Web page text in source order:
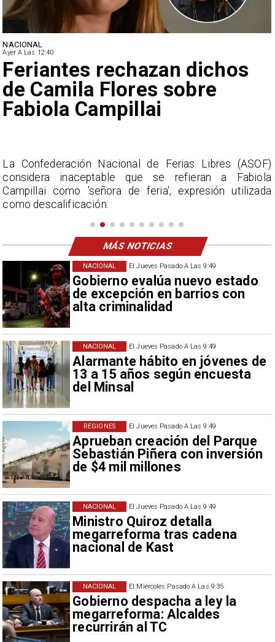
El Jueves Pasado A Las 9:49
Gobierno evalúa nuevo estado
de excepción en barrios con
alta criminalidad
NACIONAL
El Jueves Pasado A Las 9:49
Alarmante hábito en jóvenes de
13 a 15 años según encuesta
del Minsal
NACIONAL
El Jueves Pasado A Las 9:49
Aprueban creación del Parque
Sebastián Piñera con inversión
de $4 mil millones
REGIONES
El Jueves Pasado A Las 9:49
Ministro Quiroz detalla
megarreforma tras cadena
nacional de Kast
NACIONAL
El Miércoles Pasado A Las 9:35
Gobierno despacha a ley la
megarreforma: Alcaldes
recurrirán al TC
NACIONAL
NACIONAL
Ayer A Las 12:40
Proyecto propone sumar
feriado el 17 de septiembre
para Fiestas Patrias
La diputada Zandra Parisi propuso declarar feriado legal
el jueves 17 de septiembre de 2026, por única vez.
MÁS NOTICIAS